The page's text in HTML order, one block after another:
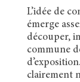
L’idée de
émerge
découper,
commune
clairement